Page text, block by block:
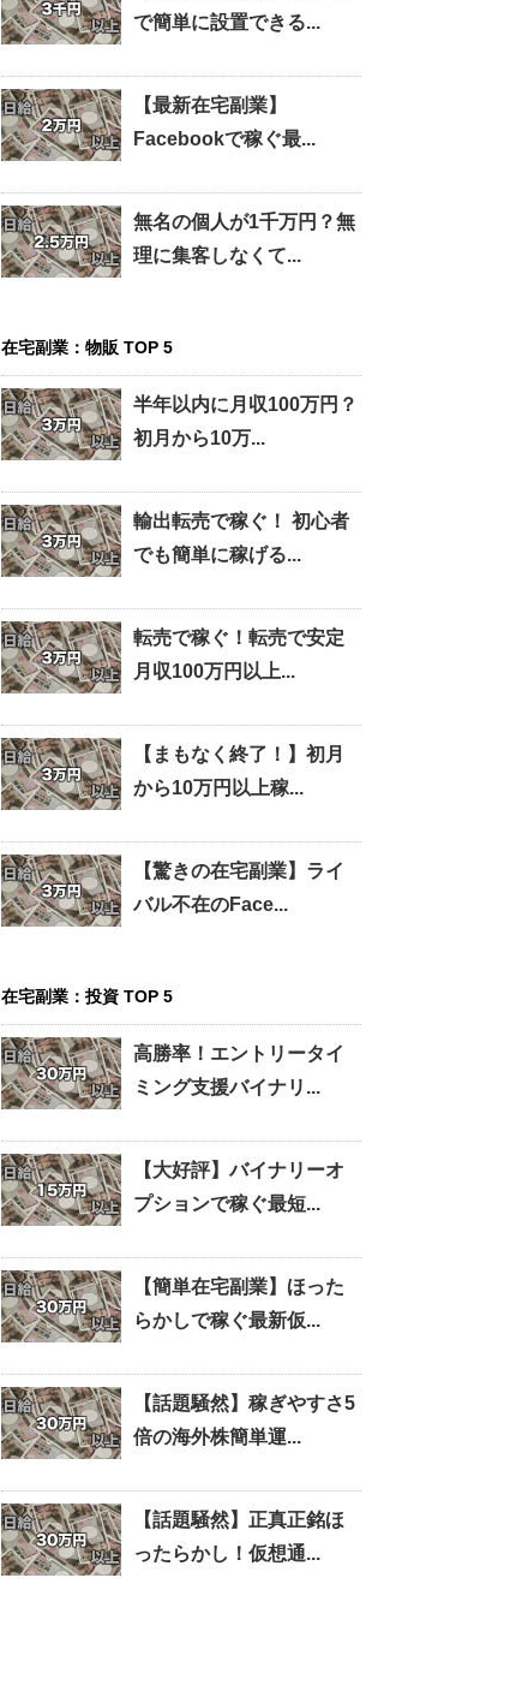
で簡単に設置できる...
【最新在宅副業】
Facebookで稼ぐ最...
無名の個人が1千万円？無
理に集客しなくて...
在宅副業：物販 TOP 5
半年以内に月収100万円？
初月から10万...
輸出転売で稼ぐ！ 初心者
でも簡単に稼げる...
転売で稼ぐ！転売で安定
月収100万円以上...
【まもなく終了！】初月
から10万円以上稼...
【驚きの在宅副業】ライ
バル不在のFace...
在宅副業：投資 TOP 5
高勝率！エントリータイ
ミング支援バイナリ...
【大好評】バイナリーオ
プションで稼ぐ最短...
【簡単在宅副業】ほった
らかしで稼ぐ最新仮...
【話題騒然】稼ぎやすさ5
倍の海外株簡単運...
【話題騒然】正真正銘ほ
ったらかし！仮想通...